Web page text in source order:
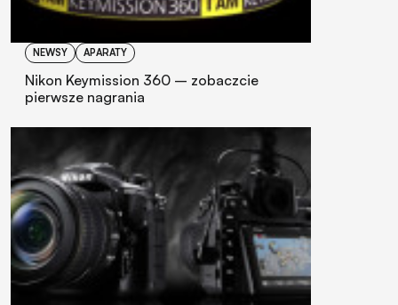
NEWSY APARATY
Nikon Keymission 360 – zobaczcie
pierwsze nagrania